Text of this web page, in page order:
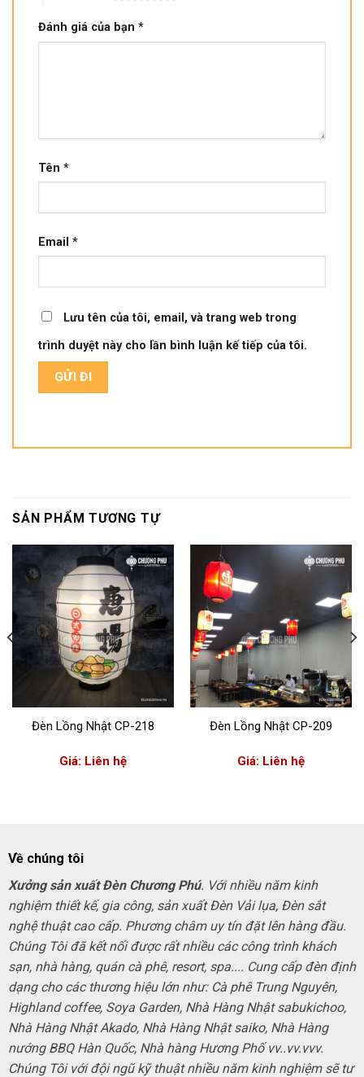
Đánh giá của bạn *
Tên *
Email *
Lưu tên của tôi, email, và trang web trong
trình duyệt này cho lần bình luận kế tiếp của tôi.
SẢN PHẨM TƯƠNG TỰ
Đèn Lồng Nhật CP-218
Giá: Liên hệ
Đèn Lồng Nhật CP-209
Giá: Liên hệ
Về chúng tôi
Xưởng sản xuất Đèn Chương Phú. Với nhiều năm kinh
nghiệm thiết kế, gia công, sản xuất Đèn Vải lụa, Đèn sắt
nghệ thuật cao cấp. Phương châm uy tín đặt lên hàng đầu.
Chúng Tôi đã kết nối được rất nhiều các công trình khách
sạn, nhà hàng, quán cà phê, resort, spa.... Cung cấp đèn định
dạng cho các thương hiệu lớn như: Cà phê Trung Nguyên,
Highland coffee, Soya Garden, Nhà Hàng Nhật sabukichoo,
Nhà Hàng Nhật Akado, Nhà Hàng Nhật saiko, Nhà Hàng
nướng BBQ Hàn Quốc, Nhà hàng Hương Phố vv..vv.vvv.
Chúng Tôi với đội ngũ kỹ thuật nhiều năm kinh nghiệm sẽ tư